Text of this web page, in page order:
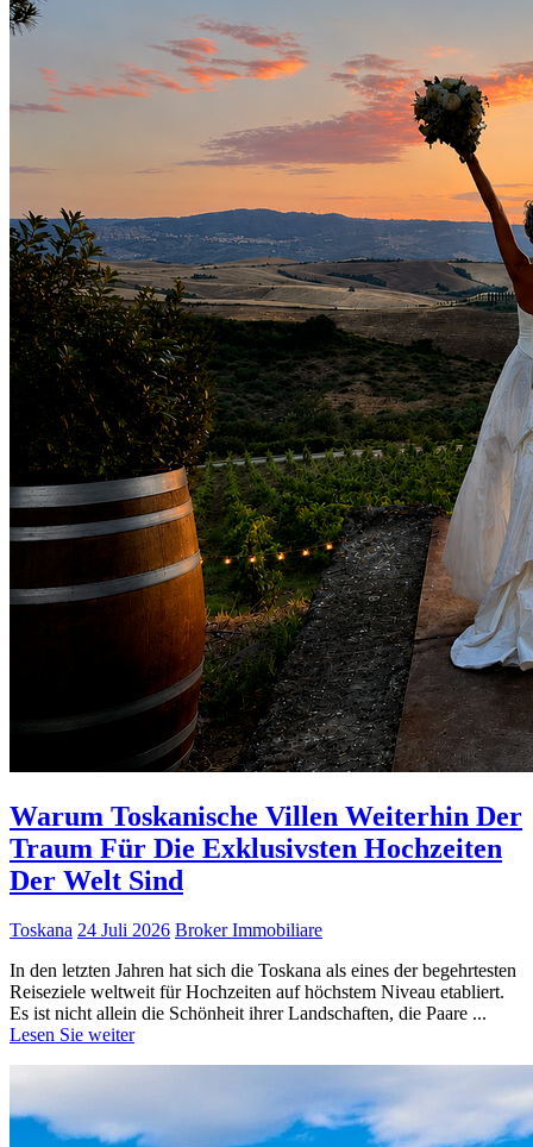
Warum Toskanische Villen Weiterhin Der
Traum Für Die Exklusivsten Hochzeiten
Der Welt Sind
Toskana 24 Juli 2026 Broker Immobiliare
In den letzten Jahren hat sich die Toskana als eines der begehrtesten
Reiseziele weltweit für Hochzeiten auf höchstem Niveau etabliert.
Es ist nicht allein die Schönheit ihrer Landschaften, die Paare ...
Lesen Sie weiter